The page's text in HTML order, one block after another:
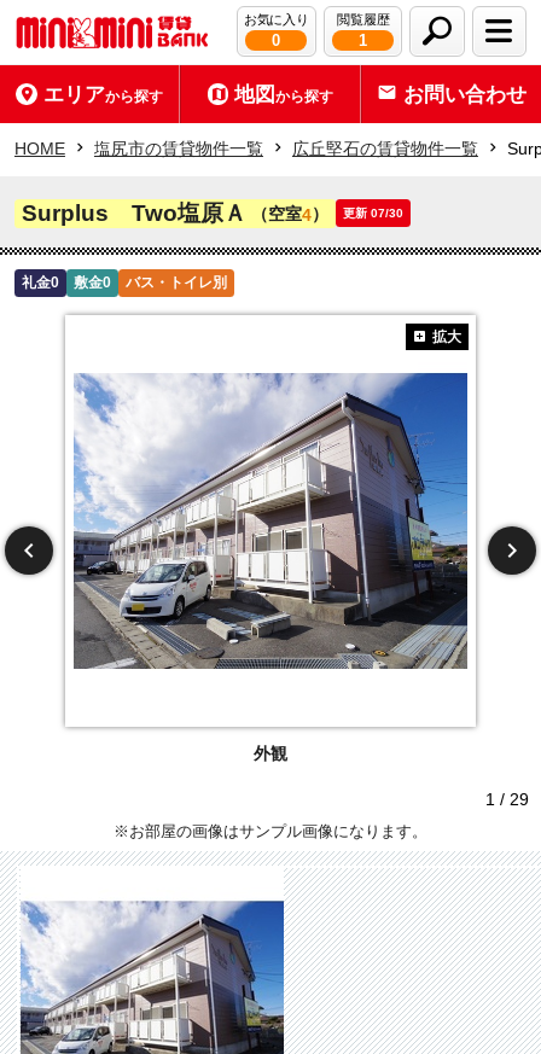
お気に入り
0
閲覧履歴
1
エリアから探す 地図から探す お問い合わせ
HOME 塩尻市の賃貸物件一覧 広丘堅石の賃貸物件一覧
Surplus Two塩原Ａ （空室4） 更新 07/30
礼金0 敷金0 バス・トイレ別
外観
拡大
1 / 29
※お部屋の画像はサンプル画像になります。